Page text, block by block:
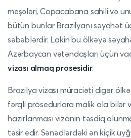
meşələri, Copacabana sahili və
bütün bunlar Brazilyanı səyahət
səbəblərdir. Lakin bu ölkəyə
Azərbaycan vətəndaşları üçün
vizası almaq prosesidir.
Brazilya vizası müraciəti digər
fərqli prosedurlara malik ola bilər
hazırlanması vizanın təsdiq
təsir edir. Sənədlərdəki ən kiçik